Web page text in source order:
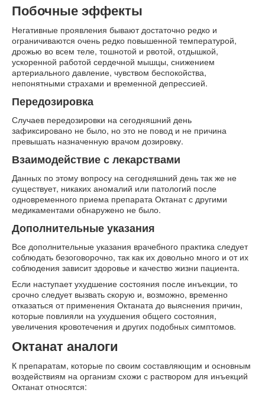
Побочные эффекты
Негативные проявления бывают достаточно редко и
ограничиваются очень редко повышенной температурой,
дрожью во всем теле, тошнотой и рвотой, отдышкой,
ускоренной работой сердечной мышцы, снижением
артериального давление, чувством беспокойства,
непонятными страхами и временной депрессией.
Передозировка
Случаев передозировки на сегодняшний день
зафиксировано не было, но это не повод и не причина
превышать назначенную врачом дозировку.
Взаимодействие с лекарствами
Данных по этому вопросу на сегодняшний день так же не
существует, никаких аномалий или патологий после
одновременного приема препарата Октанат с другими
медикаментами обнаружено не было.
Дополнительные указания
Все дополнительные указания врачебного практика следует
соблюдать безоговорочно, так как их довольно много и от их
соблюдения зависит здоровье и качество жизни пациента.
Если наступает ухудшение состояния после инъекции, то
срочно следует вызвать скорую и, возможно, временно
отказаться от применения Октаната до выяснения причин,
которые повлияли на ухудшения общего состояния,
увеличения кровотечения и других подобных симптомов.
Октанат аналоги
К препаратам, которые по своим составляющим и основным
воздействиям на организм схожи с раствором для инъекций
Октанат относятся: